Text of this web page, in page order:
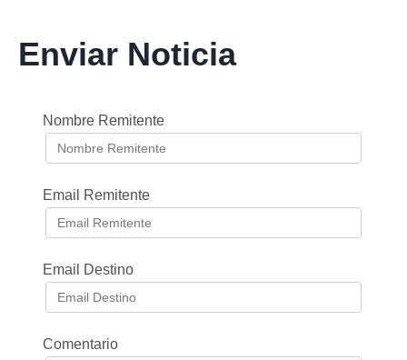
Enviar Noticia
Nombre Remitente
Email Remitente
Email Destino
Comentario